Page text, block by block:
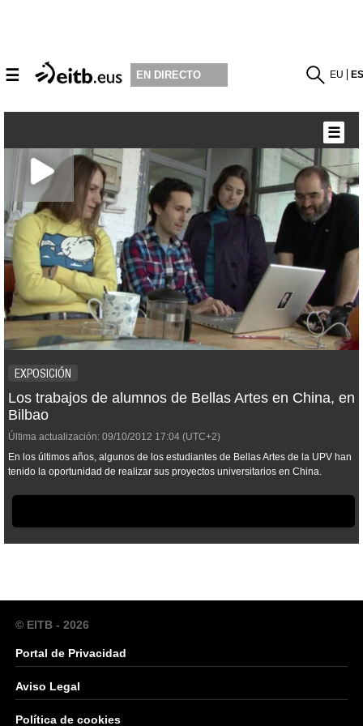
☰ EN DIRECTO EU
EXPOSICIÓN
Los trabajos de alumnos de Bellas Artes en China, en
Bilbao
Última actualización: 09/10/2012 17:04 (UTC+2)
En los últimos años, algunos de los estudiantes de Bellas Artes de la UPV han
tenido la oportunidad de realizar sus proyectos universitarios en China.
☰
© EITB - 2026
Portal de Privacidad
Aviso Legal
Política de cookies